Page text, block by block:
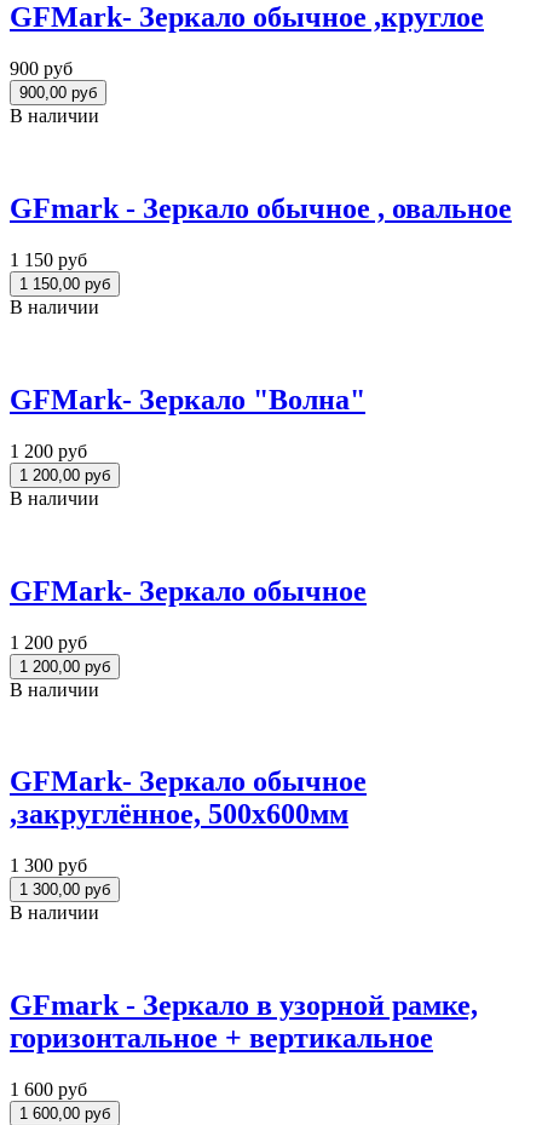
GFMark- Зеркало обычное ,круглое
900 руб
В наличии
GFmark - Зеркало обычное , овальное
1 150 руб
В наличии
GFMark- Зеркало "Волна"
1 200 руб
В наличии
GFMark- Зеркало обычное
1 200 руб
В наличии
GFMark- Зеркало обычное
,закруглённое, 500х600мм
1 300 руб
В наличии
GFmark - Зеркало в узорной рамке,
горизонтальное + вертикальное
1 600 руб